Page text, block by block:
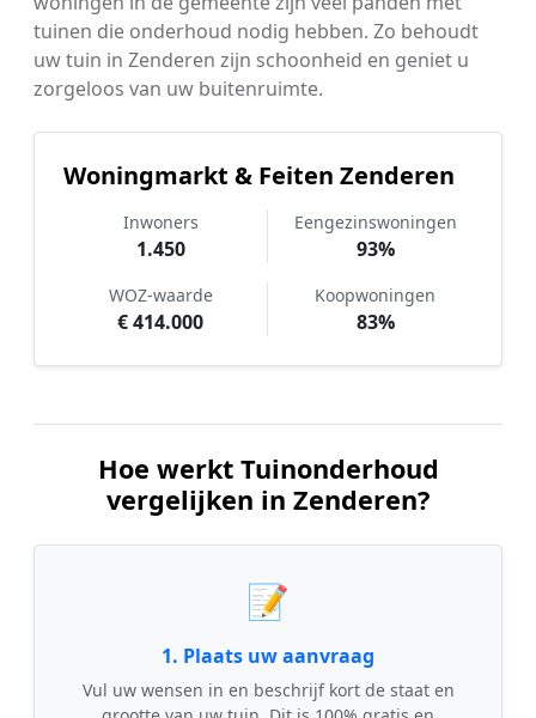
tuinen die onderhoud nodig hebben. Zo behoudt
uw tuin in Zenderen zijn schoonheid en geniet u
zorgeloos van uw buitenruimte.
Woningmarkt & Feiten Zenderen
Inwoners
1.450
Eengezinswoningen
93%
WOZ-waarde
€ 414.000
Koopwoningen
83%
Hoe werkt Tuinonderhoud
vergelijken in Zenderen?
📝
1. Plaats uw aanvraag
Vul uw wensen in en beschrijf kort de staat en